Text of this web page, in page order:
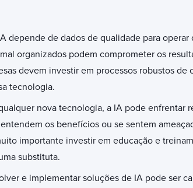
depende de dados de qualidade para operar
organizados podem comprometer os
devem investir em processos robustos de
tecnologia.
nova tecnologia, a IA pode enfrentar
os benefícios ou se sentem
importante investir em educação e
substituta.
e implementar soluções de IA pode ser